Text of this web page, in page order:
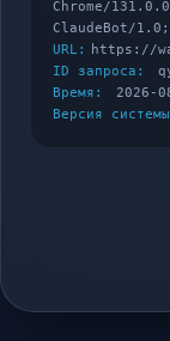
Chrome/
ClaudeBot/
URL:
https://
ID запроса:
Время:
2026-
Версия